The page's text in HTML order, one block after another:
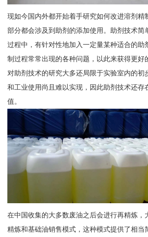
现如今国内外都开始着手研究如何改进溶剂精
部分都会涉及到助剂的添加使用。助剂技术简
过程中，有针对性地加入一定量某种适合的助
制过程常常出现的各种问题，以此来获得更好
对助剂技术的研究大多还局限于实验室内的初
和工业使用尚且难以实现，因此助剂技术还存
值。
在中国收集的大多数废油之后会进行再精炼，
精炼和基础油销售模式，这种模式提供了相当